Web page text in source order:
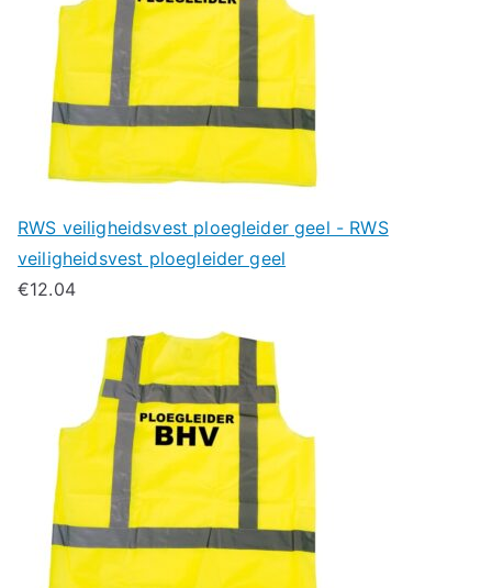
RWS veiligheidsvest ploegleider geel - RWS
veiligheidsvest ploegleider geel
€12.04